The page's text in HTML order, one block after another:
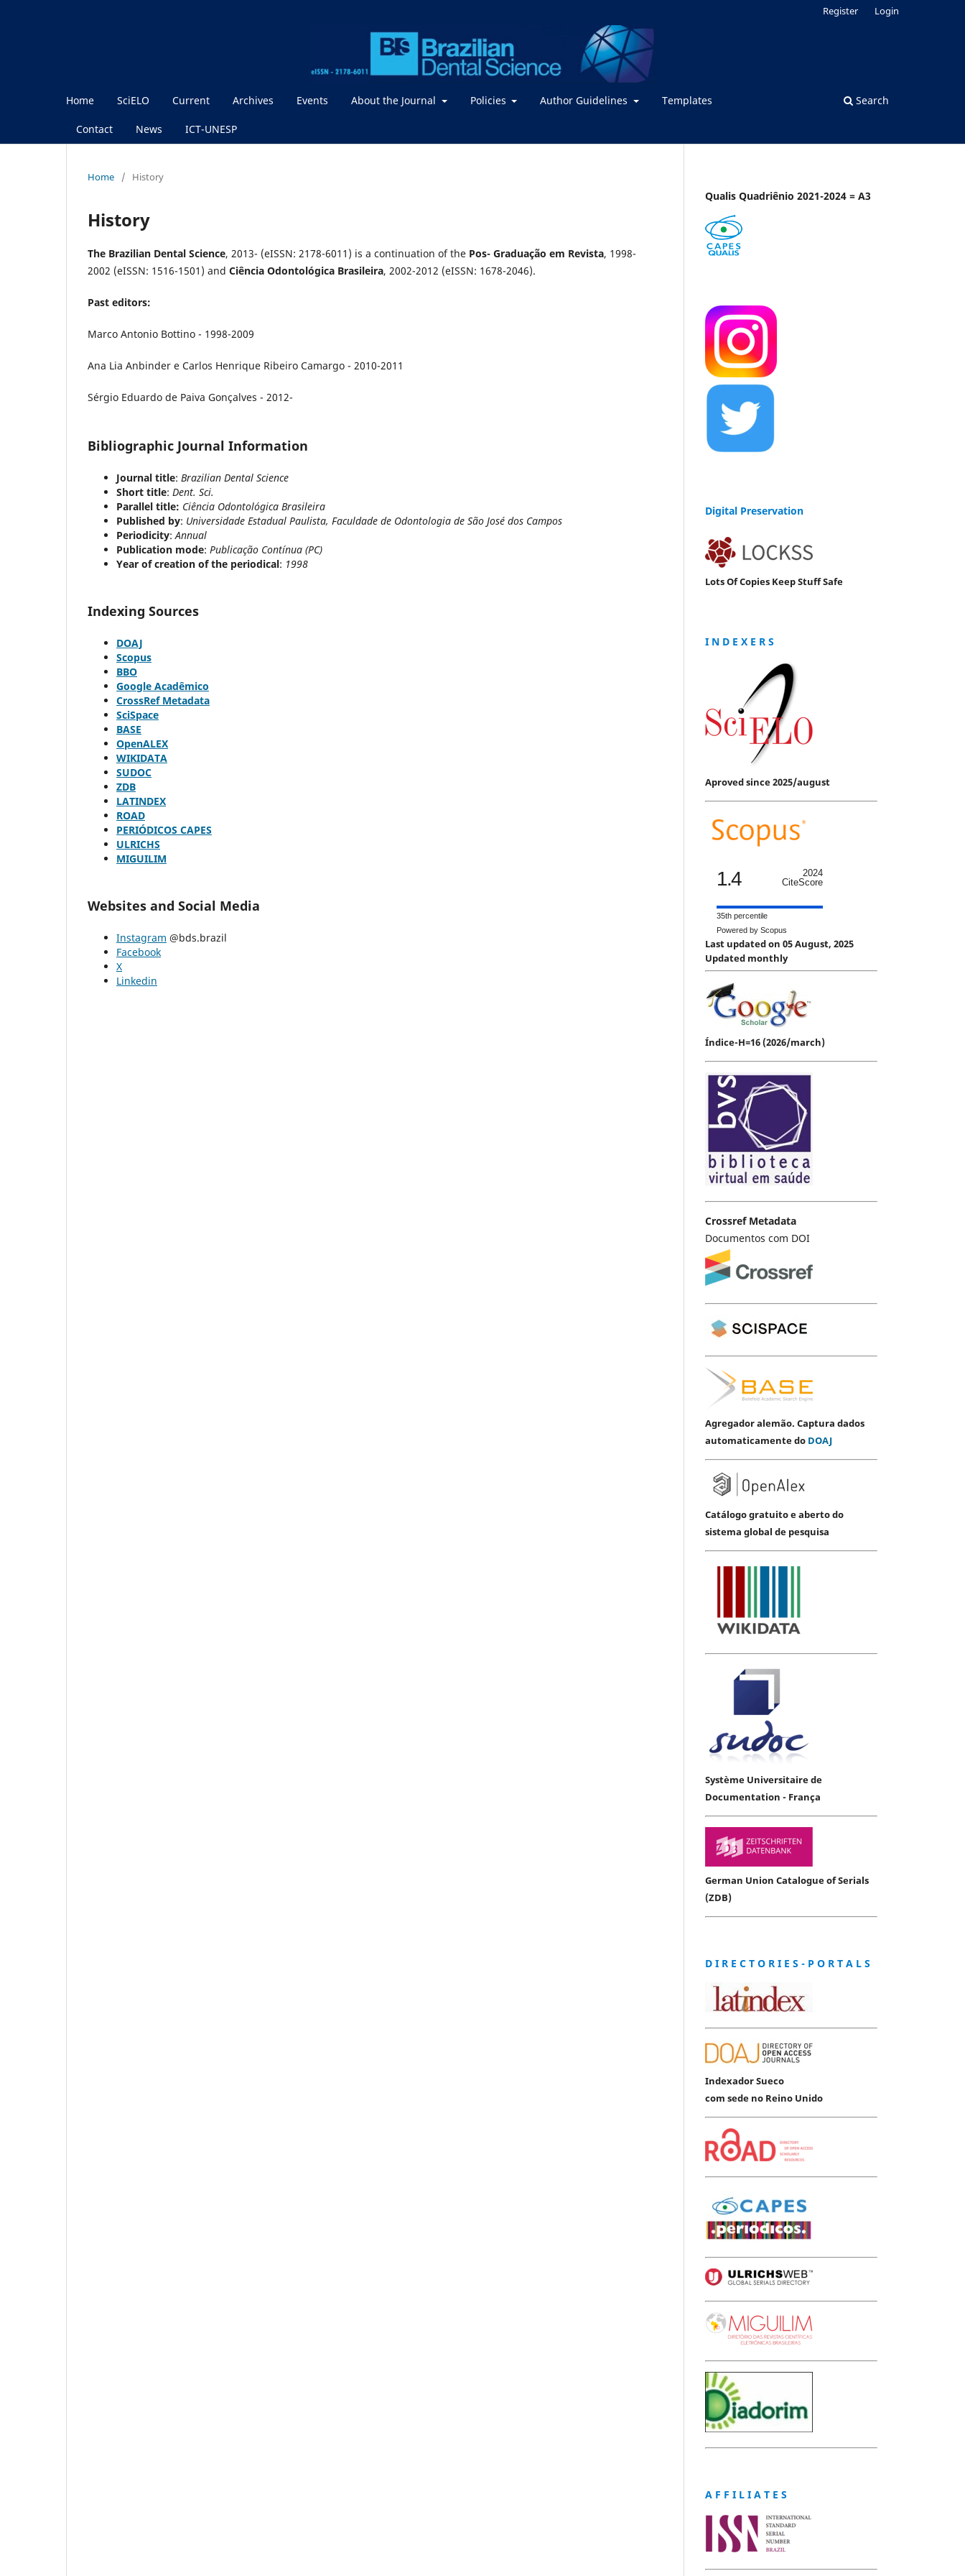
Home SciELO Current Archives Events About the Journal Policies Author Guidelines Templates
Contact News ICT-UNESP
Search
Register Login
Home / History
History
The Brazilian Dental Science, 2013- (eISSN: 2178-6011) is a continuation of the Pos- Graduação em Revista, 1998-
2002 (eISSN: 1516-1501) and Ciência Odontológica Brasileira, 2002-2012 (eISSN: 1678-2046).
Past editors:
Marco Antonio Bottino - 1998-2009
Ana Lia Anbinder e Carlos Henrique Ribeiro Camargo - 2010-2011
Sérgio Eduardo de Paiva Gonçalves - 2012-
Bibliographic Journal Information
Journal title: Brazilian Dental Science
Short title: Dent. Sci.
Parallel title: Ciência Odontológica Brasileira
Published by: Universidade Estadual Paulista, Faculdade de Odontologia de São José dos Campos
Periodicity:Annual
Publication mode: Publicação Contínua (PC)
Year of creation of the periodical: 1998
Indexing Sources
DOAJ
Scopus
BBO
Google Acadêmico
CrossRef Metadata
SciSpace
BASE
OpenALEX
WIKIDATA
SUDOC
ZDB
LATINDEX
ROAD
PERIÓDICOS CAPES
ULRICHS
MIGUILIM
Websites and Social Media
Instagram @bds.brazil
Facebook
X
Linkedin
Qualis Quadriênio 2021-2024 = A3
Digital Preservation
Lots Of Copies Keep Stuff Safe
I N D E X E R S
Aproved since 2025/august
1.4
2024
CiteScore
35th percentile
Powered by Scopus
Last updated on 05 August, 2025
Updated monthly
Índice-H=16 (2026/march)
Crossref Metadata
Documentos com DOI
Agregador alemão. Captura dados
automaticamente do DOAJ
Catálogo gratuito e aberto do
sistema global de pesquisa
Système Universitaire de
Documentation - França
German Union Catalogue of Serials
(ZDB)
D I R E C T O R I E S - P O R T A L S
Indexador Sueco
com sede no Reino Unido
A F F I L I A T E S